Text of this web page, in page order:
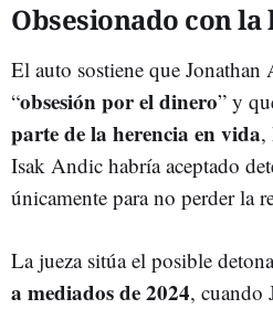
Obsesionado con
El auto sostiene que
“obsesión por el dinero” y
parte de la herencia en vida,
Isak Andic habría aceptado
únicamente para no perder la
La jueza sitúa el posible
a mediados de 2024, cuando